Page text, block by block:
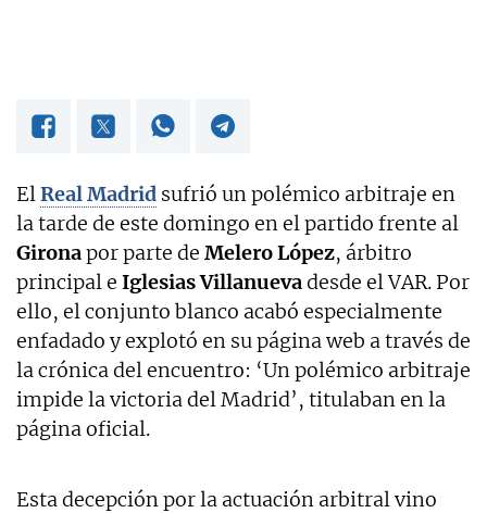
ElReal Madrid sufrió un polémico arbitraje en
la tarde de este domingo en el partido frente al
Gironapor parte de Melero López, árbitro
principal e Iglesias Villanuevadesde el VAR. Por
ello, el conjunto blanco acabó especialmente
enfadado y explotó en su página web a través de
la crónica del encuentro: ‘Un polémico arbitraje
impide la victoria del Madrid’, titulaban en la
página oficial.
Esta decepción por la actuación arbitral vino